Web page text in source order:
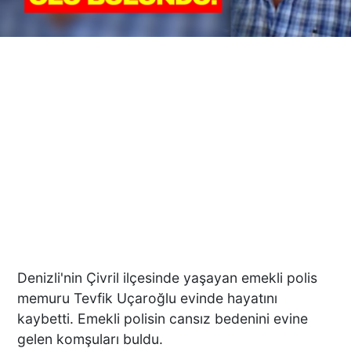
Denizli'nin Çivril ilçesinde yaşayan emekli polis
memuru Tevfik Uçaroğlu evinde hayatını
kaybetti. Emekli polisin cansız bedenini evine
gelen komşuları buldu.